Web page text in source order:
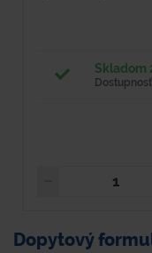
Skladom
Dopytový